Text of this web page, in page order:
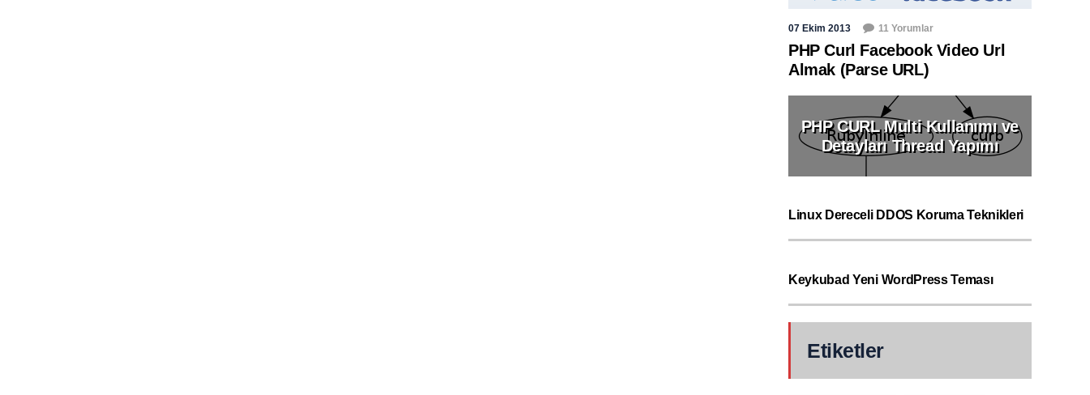
07 Ekim 2013 11 Yorumlar
PHP Curl Facebook Video Url
Almak (Parse URL)
PHP CURL Multi Kullanımı ve
Detayları Thread Yapımı
Linux Dereceli DDOS Koruma Teknikleri
Keykubad Yeni WordPress Teması
Etiketler